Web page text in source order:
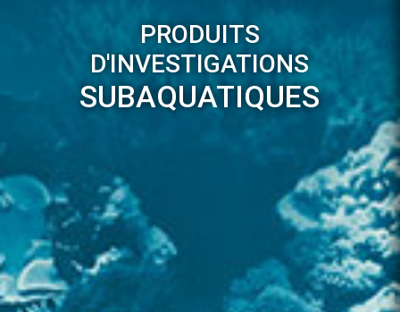
PRODUITS
D'INVESTIGATIONS
SUBAQUATIQUES